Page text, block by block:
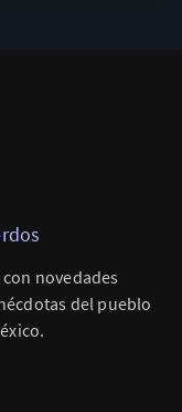
novedades
del pueblo